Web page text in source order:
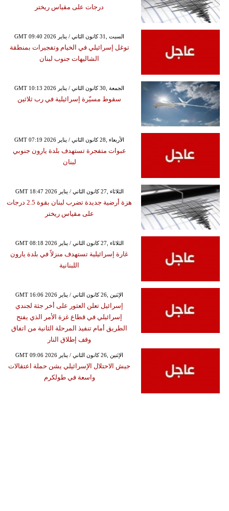
درجات على مقياس ريختر
GMT 09:40 2026 السبت ,31 كانون الثاني / يناير
توغل إسرائيلي في الخيام وتفجيرات بمنطقة
الشاليهات جنوب لبنان
GMT 10:13 2026 الجمعة ,30 كانون الثاني / يناير
سقوط مسيّرة إسرائيلية في رب ثلاثين
GMT 07:19 2026 الأربعاء ,28 كانون الثاني / يناير
عبوات متفجرة تستهدف بلدة يارون جنوبي
لبنان
GMT 18:47 2026 الثلاثاء ,27 كانون الثاني / يناير
هزة أرضية جديدة تضرب لبنان بقوة 2.5 درجات
على مقياس ريختر
GMT 08:18 2026 الثلاثاء ,27 كانون الثاني / يناير
غارة إسرائيلية تستهدف منزلاً في بلدة يارون
اللبنانية
GMT 16:06 2026 الإثنين ,26 كانون الثاني / يناير
إسرائيل تعلن العثور على أخر جثة لجندي
إسرائيلي في قطاع غزة الأمر الذي يفتح
الطريق أمام تنفيذ المرحلة الثانية من اتفاق
وقف إطلاق النار
GMT 09:06 2026 الإثنين ,26 كانون الثاني / يناير
جيش الاحتلال الإسرائيلي يشن حملة اعتقالات
واسعة في طولكرم